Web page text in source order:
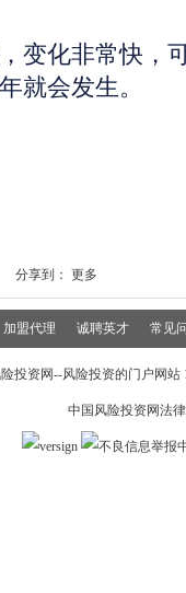
变化非常快，
就会发生。
分享到： 更多
加盟代理 诚聘英才 常见
投资网--风险投资的门户网
中国风险投资网法